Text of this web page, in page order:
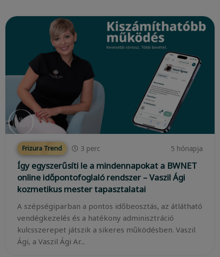
Frizura Trend 3 perc 5 hónapja
Így egyszerűsíti le a mindennapokat a BWNET
online időpontofoglaló rendszer – Vaszil Ági
kozmetikus mester tapasztalatai
A szépségiparban a pontos időbeosztás, az átlátható
vendégkezelés és a hatékony adminisztráció
kulcsszerepet játszik a sikeres működésben. Vaszil
Ági, a Vaszil Ági Ar...